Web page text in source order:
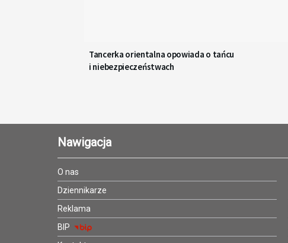
Tancerka orientalna opowiada o tańcu
i niebezpieczeństwach
Nawigacja
O nas
Dziennikarze
Reklama
BIP